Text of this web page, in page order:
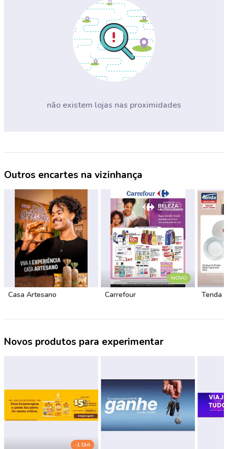
não existem lojas nas proximidades
Outros encartes na vizinhança
Casa Artesano
NOVO
Carrefour Tenda
Novos produtos para experimentar
-1 DIA